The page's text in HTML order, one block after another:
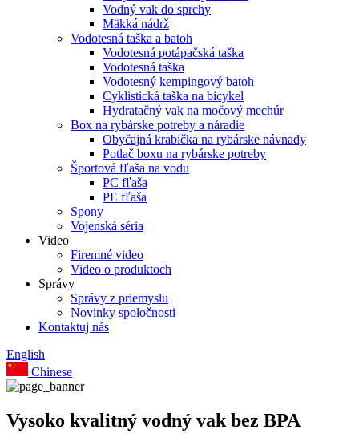
Vodný vak do sprchy
Mäkká nádrž
Vodotesná taška a batoh
Vodotesná potápačská taška
Vodotesná taška
Vodotesný kempingový batoh
Cyklistická taška na bicykel
Hydratačný vak na močový mechúr
Box na rybárske potreby a náradie
Obyčajná krabička na rybárske návnady
Potlač boxu na rybárske potreby
Športová fľaša na vodu
PC fľaša
PE fľaša
Spony
Vojenská séria
Video
Firemné video
Video o produktoch
Správy
Správy z priemyslu
Novinky spoločnosti
Kontaktuj nás
English
Chinese
Vysoko kvalitný vodný vak bez BPA